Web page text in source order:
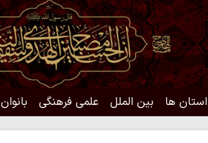
استان ها بین الملل علمی فرهنگی بانوان